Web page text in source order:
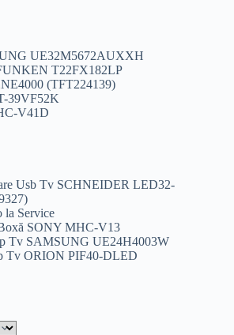
UE32M5672AUXXH
T22FX182LP
(TFT224139)
39VF52K
V41D
Usb Tv SCHNEIDER LED32-
la Service
SONY MHC-V13
Tv SAMSUNG UE24H4003W
Tv ORION PIF40-DLED